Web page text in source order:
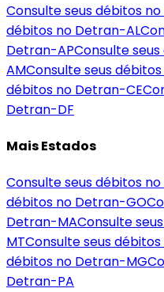
Consulte seus débitos
débitos no Detran-AL
Detran-APConsulte
AMConsulte seus
débitos no Detran-CE
Detran-DF
Mais Estados
Consulte seus débitos
débitos no Detran-GO
Detran-MAConsulte
MTConsulte seus
débitos no Detran-MG
Detran-PA